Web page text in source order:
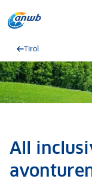
Tirol
All